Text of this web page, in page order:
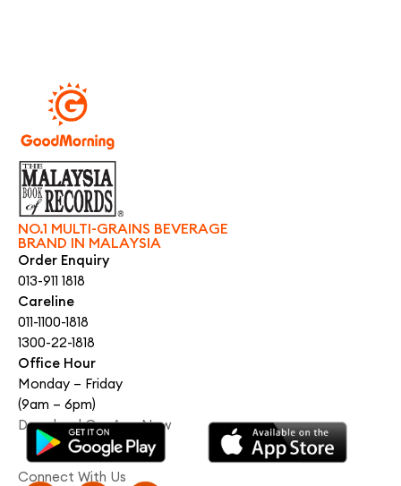
NO.1 MULTI-GRAINS BEVERAGE
BRAND IN MALAYSIA
Order Enquiry
013-911 1818
Careline
011-1100-1818
1300-22-1818
Office Hour
Monday – Friday
(9am – 6pm)
Download Our App Now
Connect With Us